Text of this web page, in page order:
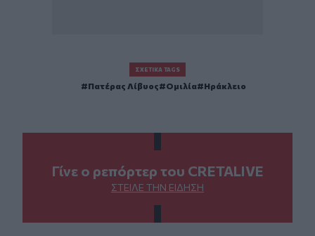
ΣΧΕΤΙΚΆ TAGS
Πατέρας Λίβυος Ομιλία Ηράκλειο
Γίνε ο ρεπόρτερ του CRETALIVE
ΣΤΕΊΛΕ ΤΗΝ ΕΊΔΗΣΗ